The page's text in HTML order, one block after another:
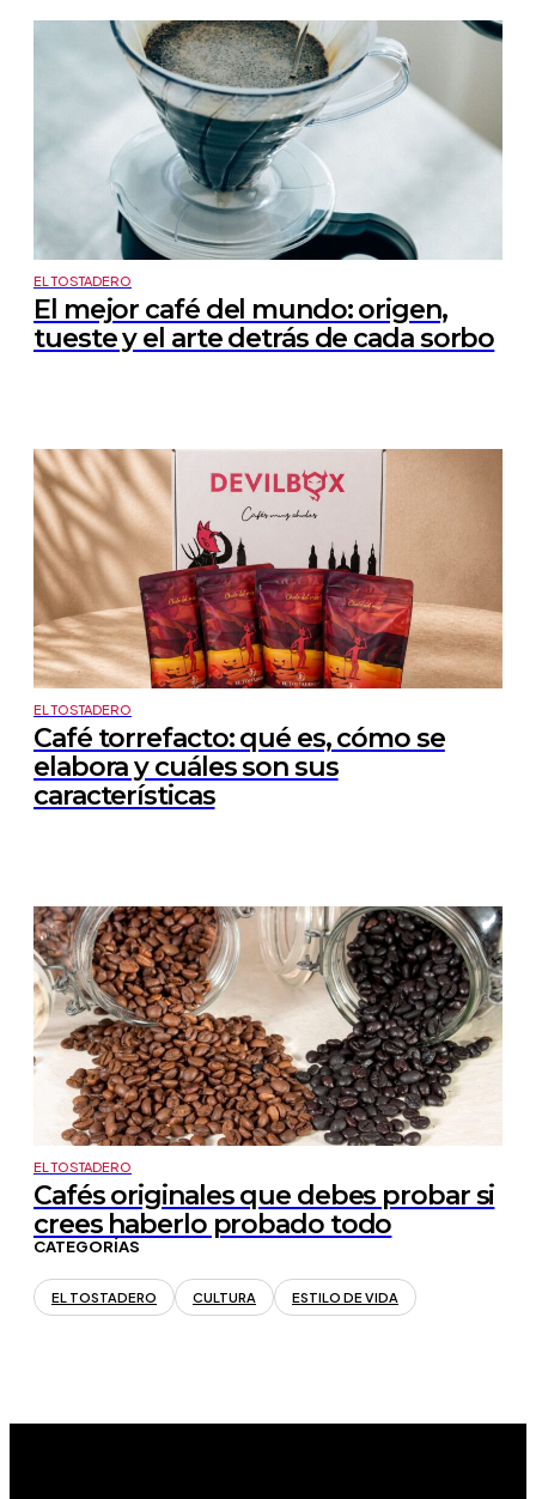
EL TOSTADERO
El mejor café del mundo: origen,
tueste y el arte detrás de cada sorbo
EL TOSTADERO
Café torrefacto: qué es, cómo se
elabora y cuáles son sus
características
EL TOSTADERO
Cafés originales que debes probar si
crees haberlo probado todo
CATEGORÍAS
EL TOSTADERO CULTURA ESTILO DE VIDA